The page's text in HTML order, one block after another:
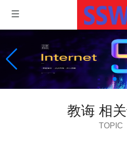
教诲 相
TOPIC